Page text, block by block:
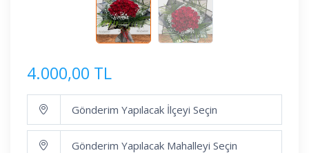
4.000,00 TL